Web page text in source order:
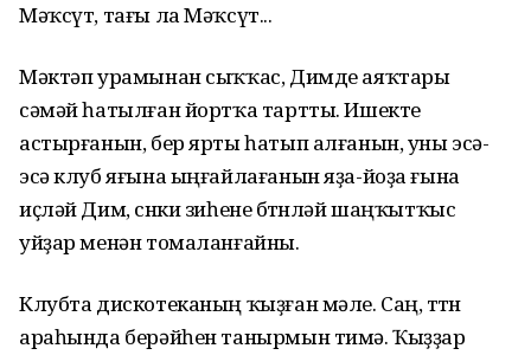
Мәҡсүт, тағы ла Мәҡсүт...
Мәктәп урамынан сыҡҡас, Димде аяҡтары
сәмәй һатылған йортҡа тартты. Ишекте
астырғанын, бер ярты һатып алғанын, уны эсә-
эсә клуб яғына ыңғайлағанын яҙа-йоҙа ғына
иҫләй Дим, сөнки зиһене бөтөнләй шаңҡытҡыс
уйҙар менән томаланғайны.
Клубта дискотеканың ҡыҙған мәле. Саң, төтөн
араһында берәйһен танырмын тимә. Ҡыҙҙар